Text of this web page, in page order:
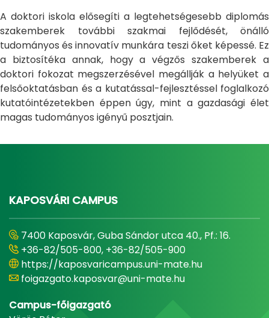
A doktori iskola elősegíti a legtehetségesebb diplomás
szakemberek további szakmai fejlődését, önálló
tudományos és innovatív munkára teszi őket képessé. Ez
a biztosítéka annak, hogy a végzős szakemberek a
doktori fokozat megszerzésével megállják a helyüket a
felsőoktatásban és a kutatással-fejlesztéssel foglalkozó
kutatóintézetekben éppen úgy, mint a gazdasági élet
magas tudományos igényű posztjain.
KAPOSVÁRI CAMPUS
7400 Kaposvár, Guba Sándor utca 40., Pf.: 16.
+36-82/505-800, +36-82/505-900
https://kaposvaricampus.uni-mate.hu
foigazgato.kaposvar@uni-mate.hu
Campus-főigazgató